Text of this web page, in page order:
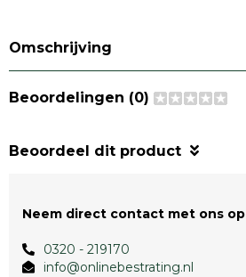
Omschrijving
Beoordelingen (0)
Beoordeel dit product
Neem direct contact met ons op
0320 - 219170
info@onlinebestrating.nl